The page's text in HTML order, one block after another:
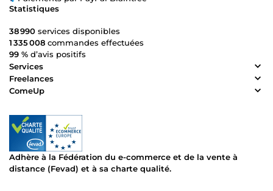
Statistiques
38 990 services disponibles
1 335 008 commandes effectuées
99 % d’avis positifs
Services
Freelances
ComeUp
Adhère à la Fédération du e-commerce et de la vente à
distance (Fevad) et à sa charte qualité.